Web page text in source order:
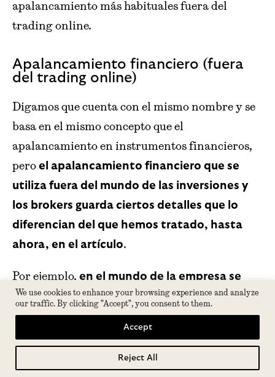
We use cookies to enhance your browsing experience and analyze
our traffic. By clicking "Accept", you consent to them.
Reject All
Accept
apalancamiento más habituales fuera del
trading online.
Apalancamiento financiero (fuera
del trading online)
Digamos que cuenta con el mismo nombre y se
basa en el mismo concepto que el
apalancamiento en instrumentos financieros,
pero el apalancamiento financiero que se
utiliza fuera del mundo de las inversiones y
los brokers guarda ciertos detalles que lo
diferencian del que hemos tratado, hasta
ahora, en el artículo.
Por ejemplo,en el mundo de la empresa se
entiende como apalancamiento financiero
aquel sistema que se basa en la utilización de
fondos ajenos a la compañía
para invertir en activos propios o